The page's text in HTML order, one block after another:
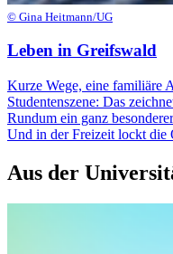
© Gina Heitmann/UG
Leben in Greifswald
Kurze Wege, eine familiäre
Studentenszene: Das
Rundum ein ganz
Und in der Freizeit lockt die
Aus der